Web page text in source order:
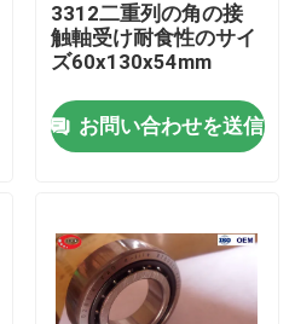
3312二重列の角の接
触軸受け耐食性のサイ
ズ60x130x54mm
お問い合わせを送信